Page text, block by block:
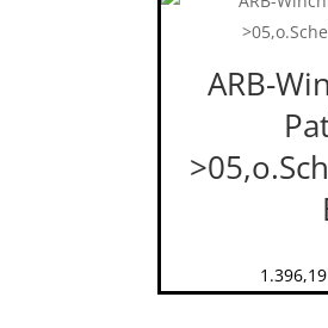
ARB-
1.396,19